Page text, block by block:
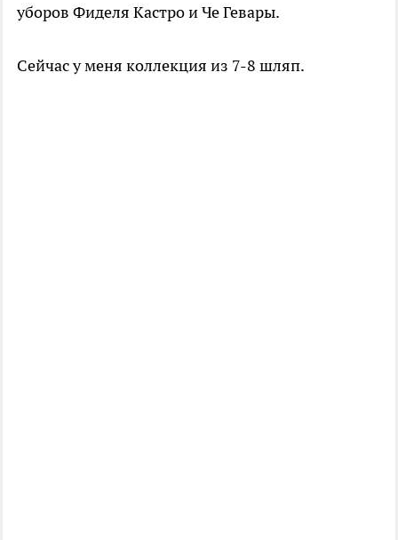
уборов Фиделя Кастро и Че Гевары.
Сейчас у меня коллекция из 7-8 шляп.